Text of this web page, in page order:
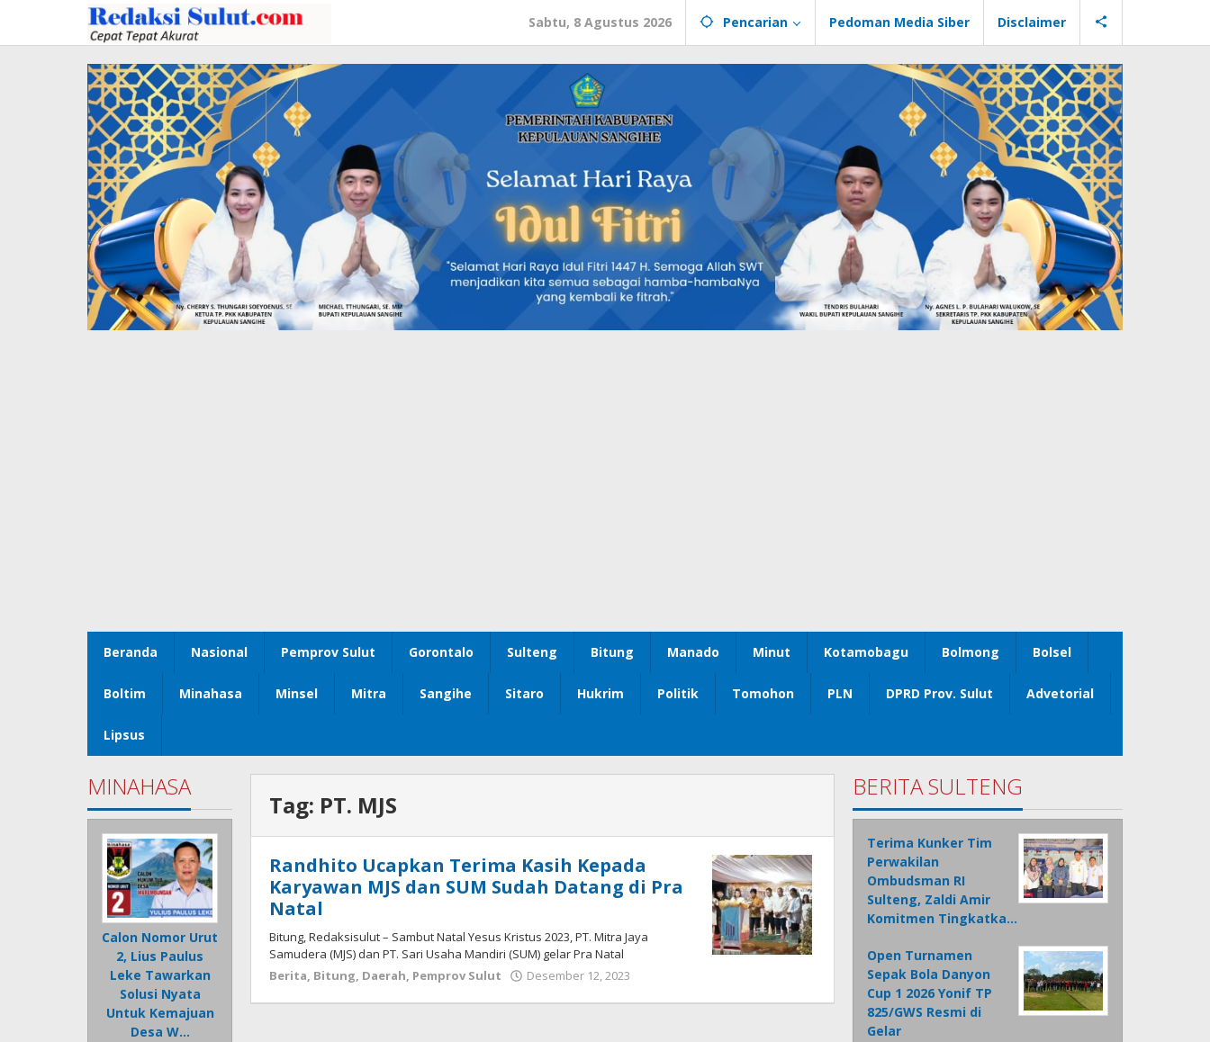
konten
Sabtu, 8 Agustus 2026 Pencarian Pedoman Media Siber Disclaimer
Beranda Nasional Pemprov Sulut Gorontalo Sulteng Bitung Manado Minut Kotamobagu Bolmong Bolsel
Boltim Minahasa Minsel Mitra Sangihe Sitaro Hukrim Politik Tomohon PLN DPRD Prov. Sulut Advetorial
Lipsus
MINAHASA
Calon Nomor Urut
2, Lius Paulus
Leke Tawarkan
Solusi Nyata
Untuk Kemajuan
Desa W…
Tag: PT. MJS
Randhito Ucapkan Terima Kasih Kepada
Karyawan MJS dan SUM Sudah Datang di Pra
Natal
Bitung, Redaksisulut – Sambut Natal Yesus Kristus 2023, PT. Mitra Jaya
Samudera (MJS) dan PT. Sari Usaha Mandiri (SUM) gelar Pra Natal
Berita, Bitung, Daerah, Pemprov Sulut Desember 12, 2023
BERITA SULTENG
Terima Kunker Tim
Perwakilan
Ombudsman RI
Sulteng, Zaldi Amir
Komitmen Tingkatka…
Open Turnamen
Sepak Bola Danyon
Cup 1 2026 Yonif TP
825/GWS Resmi di
Gelar